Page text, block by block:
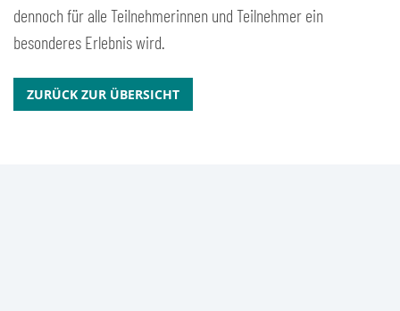
dennoch für alle Teilnehmerinnen und Teilnehmer ein
besonderes Erlebnis wird.
ZURÜCK ZUR ÜBERSICHT